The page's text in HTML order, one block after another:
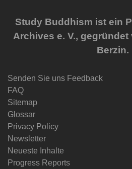
Study Buddhism ist ein
Archives e. V.,
Berzin.
Senden Sie uns Feedback
FAQ
Sitemap
Glossar
Privacy Policy
Newsletter
Neueste Inhalte
Progress Reports